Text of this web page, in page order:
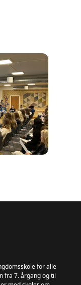
for alle
fra 7. årgang og til